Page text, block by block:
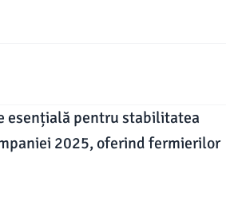
esențială pentru stabilitatea
2025, oferind fermierilor